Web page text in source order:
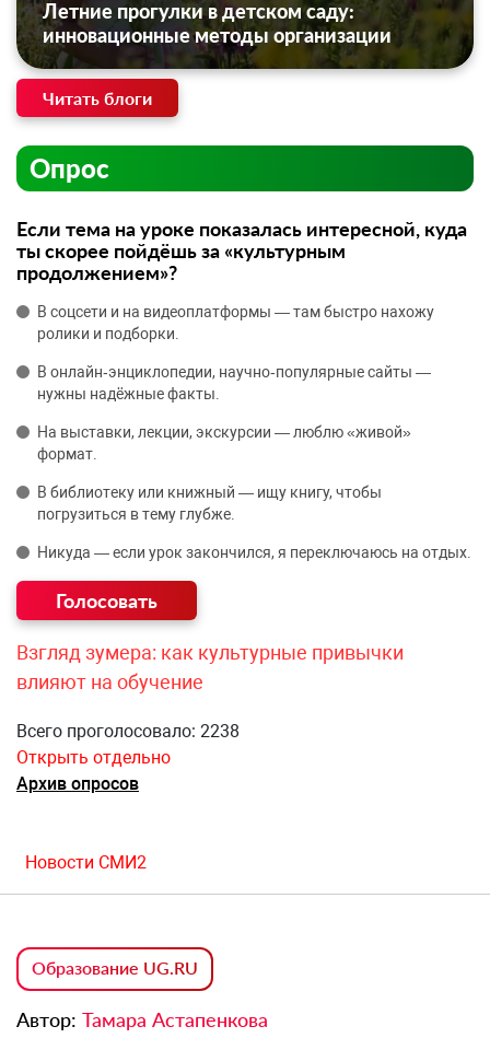
Летние прогулки в детском саду:
инновационные методы организации
Читать блоги
Опрос
Если тема на уроке показалась интересной, куда
ты скорее пойдёшь за «культурным
продолжением»?
В соцсети и на видеоплатформы — там быстро нахожу
ролики и подборки.
В онлайн‑энциклопедии, научно‑популярные сайты —
нужны надёжные факты.
На выставки, лекции, экскурсии — люблю «живой»
формат.
В библиотеку или книжный — ищу книгу, чтобы
погрузиться в тему глубже.
Никуда — если урок закончился, я переключаюсь на отдых.
Взгляд зумера: как культурные привычки
влияют на обучение
Всего проголосовало: 2238
Открыть отдельно
Архив опросов
Новости СМИ2
Образование UG.RU
Автор: Тамара Астапенкова